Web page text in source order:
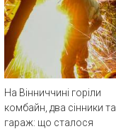
На Вінниччині горіли
комбайн, два сінники та
гараж: що сталося